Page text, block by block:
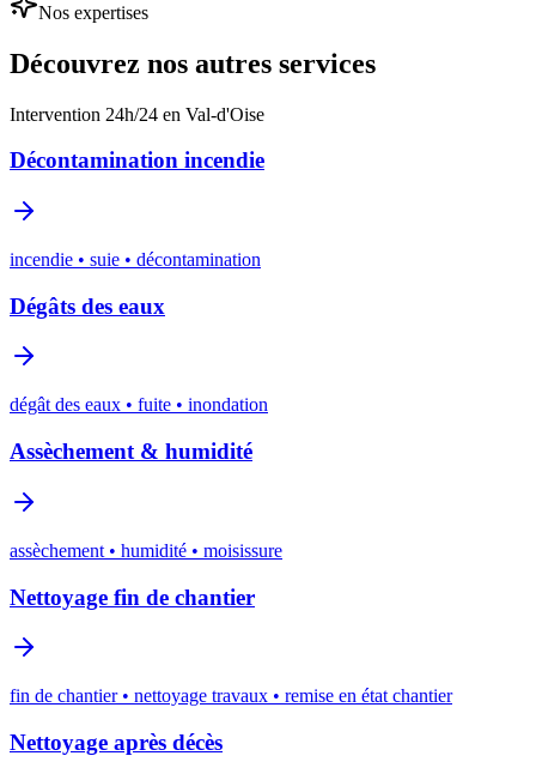
Nos expertises
Découvrez nos autres services
Intervention 24h/24 en Val-d'Oise
Décontamination incendie
incendie • suie • décontamination
Dégâts des eaux
dégât des eaux • fuite • inondation
Assèchement & humidité
assèchement • humidité • moisissure
Nettoyage fin de chantier
fin de chantier • nettoyage travaux • remise en état chantier
Nettoyage après décès